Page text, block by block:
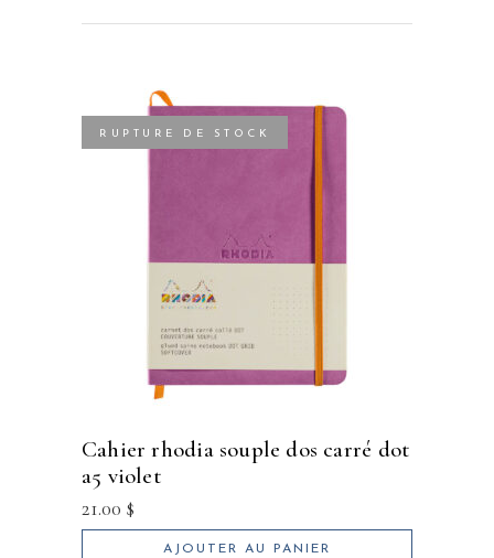
RUPTURE DE STOCK
cahier rhodia souple dos carré dot
a5 violet
21.00 $
AJOUTER AU PANIER